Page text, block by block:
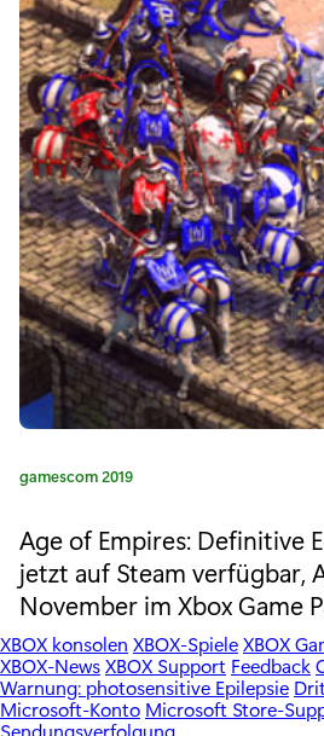
2
0
1
9
:
H
o
r
d
e
o
d
u
s
,
K
e
g
o
i
e
:
gamescom 2019
Age of Empires: Definitive
jetzt auf Steam verfügbar,
November im Xbox Game
XBOX konsolen XBOX-SpieleXBOX
XBOX-NewsXBOX Support Feedback
Warnung: photosensitive Epilepsie
Microsoft-Konto Microsoft Store-